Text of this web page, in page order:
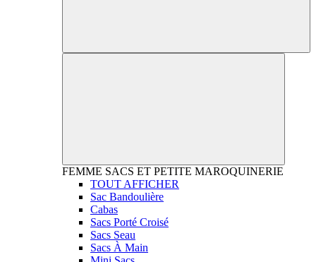
FEMME SACS ET PETITE MAROQUINERIE
TOUT AFFICHER
Sac Bandoulière
Cabas
Sacs Porté Croisé
Sacs Seau
Sacs À Main